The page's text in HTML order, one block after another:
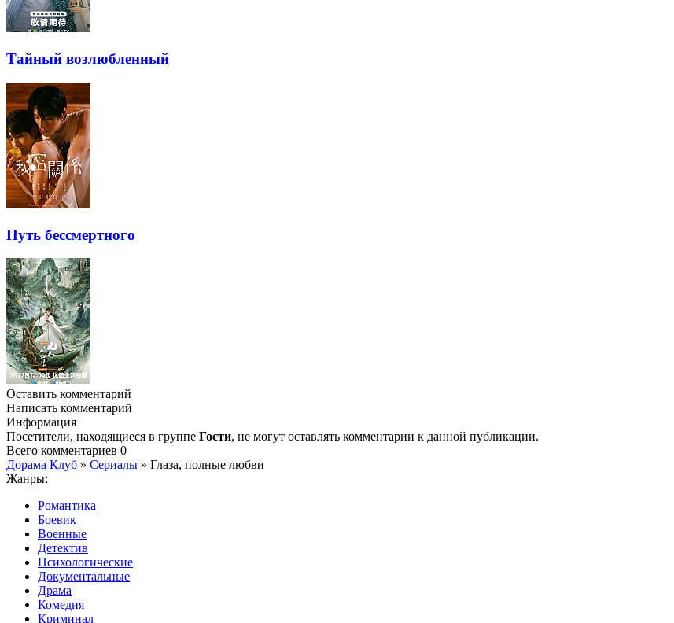
Тайный возлюбленный
Путь бессмертного
Оставить комментарий
Написать комментарий
Информация
Посетители, находящиеся в группе Гости, не могут оставлять комментарии к данной публикации.
Всего комментариев 0
Дорама Клуб » Сериалы » Глаза, полные любви
Жанры:
Романтика
Боевик
Военные
Детектив
Психологические
Документальные
Драма
Комедия
Криминал